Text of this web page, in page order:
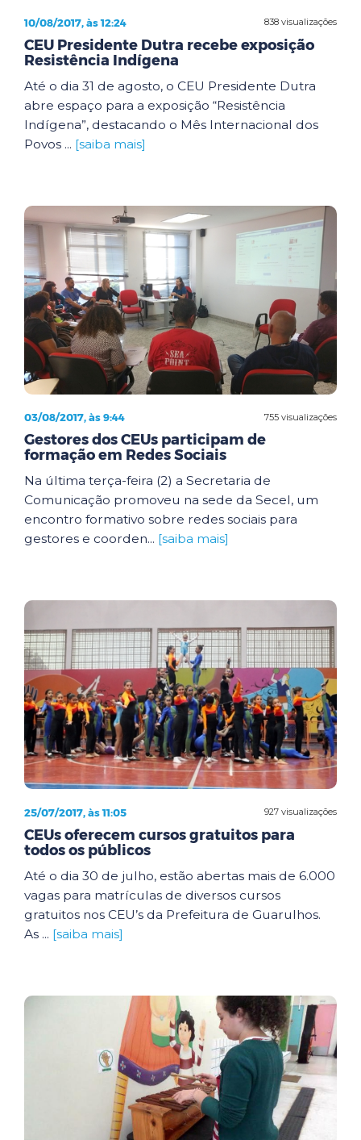
838 visualizações
10/08/2017, às 12:24
CEU Presidente Dutra recebe exposição
Resistência Indígena
Até o dia 31 de agosto, o CEU Presidente Dutra
abre espaço para a exposição “Resistência
Indígena”, destacando o Mês Internacional dos
Povos ... [saiba mais]
755 visualizações
03/08/2017, às 9:44
Gestores dos CEUs participam de
formação em Redes Sociais
Na última terça-feira (2) a Secretaria de
Comunicação promoveu na sede da Secel, um
encontro formativo sobre redes sociais para
gestores e coorden... [saiba mais]
927 visualizações
25/07/2017, às 11:05
CEUs oferecem cursos gratuitos para
todos os públicos
Até o dia 30 de julho, estão abertas mais de 6.000
vagas para matrículas de diversos cursos
gratuitos nos CEU’s da Prefeitura de Guarulhos.
As ... [saiba mais]